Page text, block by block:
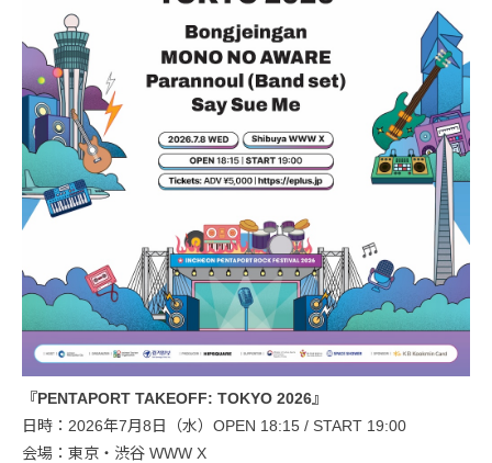
『PENTAPORT TAKEOFF: TOKYO 2026』
日時：2026年7月8日（水）OPEN 18:15 / START 19:00
会場：東京・渋谷 WWW X